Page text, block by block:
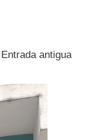
Entrada antigua